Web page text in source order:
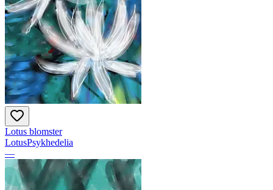
Lotus blomster
LotusPsykhedelia
—